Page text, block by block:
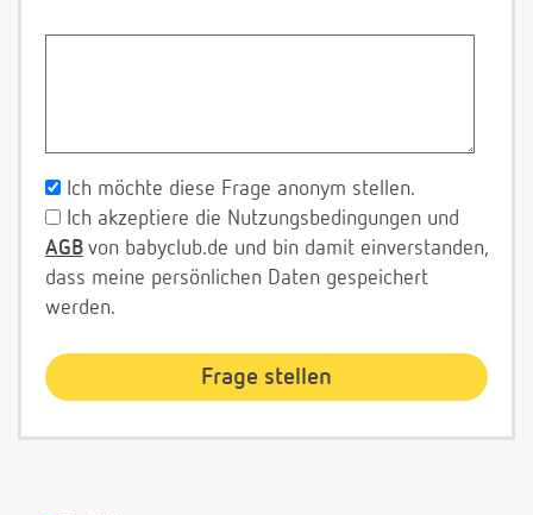
Ich möchte diese Frage anonym stellen.
Ich akzeptiere die Nutzungsbedingungen und
AGB von babyclub.de und bin damit einverstanden,
dass meine persönlichen Daten gespeichert
werden.